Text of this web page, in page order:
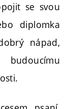
se svou
diplomka
nápad,